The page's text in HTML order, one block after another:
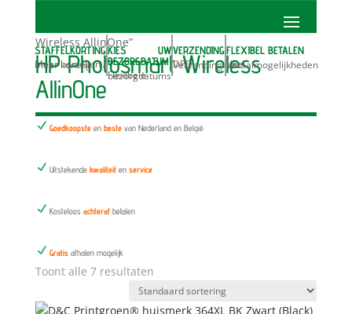
STAFFELKORTING
Meer bestellen / meer korting
KIES UW
BEZORGDATUM
Flexibele bezorgdatums
VERZENDING
DPD Verzending
FLEXIBEL BETALEN
Veel betaalmogelijkheden
N Goedkoopsteen bestevan Nederland en België
N Uitstekendekwaliteiten service
N Kosteloos achteraf betalen
N Gratis afhalen mogelijk
Wireless AllinOne”
HP Photosmart Wireless
AllinOne
Toont alle 7 resultaten